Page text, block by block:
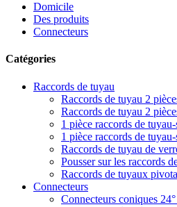
Domicile
Des produits
Connecteurs
Catégories
Raccords de tuyau
Raccords de tuyau 2
Raccords de tuyau 2
1 pièce raccords de
1 pièce raccords de
Raccords de tuyau de
Pousser sur les raccords
Raccords de tuyaux
Connecteurs
Connecteurs coniques